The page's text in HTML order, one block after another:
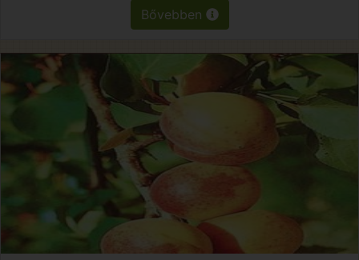
Bővebben